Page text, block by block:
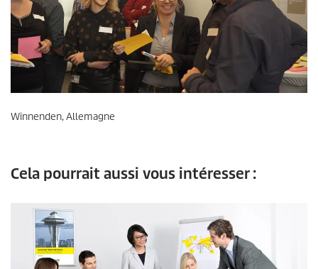
Winnenden, Allemagne
Cela pourrait aussi vous intéresser :